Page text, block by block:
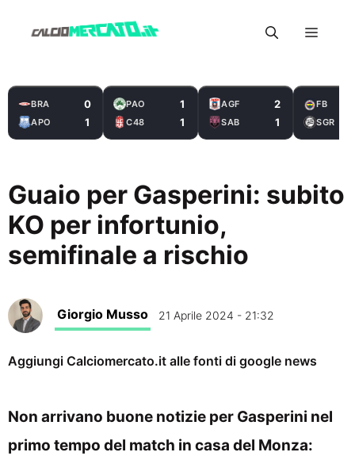
Menu
BRA 0
APO 1
PAO 1
C48 1
AGF 2
SAB 1
FB
SGR
Guaio per Gasperini: subito
KO per infortunio,
semifinale a rischio
Giorgio Musso 21 Aprile 2024 - 21:32
Aggiungi Calciomercato.it alle fonti di google news
Non arrivano buone notizie per Gasperini nel
primo tempo del match in casa del Monza: